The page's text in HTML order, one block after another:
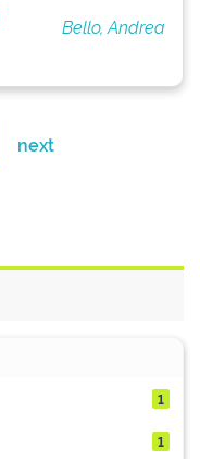
Bello, Andrea
next
1
1